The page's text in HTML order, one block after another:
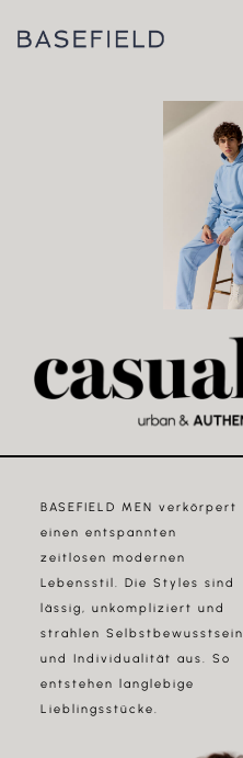
BASEFIELD MEN verkörpert
einen entspannten
zeitlosen modernen
Lebensstil. Die Styles sind
lässig, unkompliziert und
strahlen Selbstbewusstsein
und Individualität aus. So
entstehen langlebige
Lieblingsstücke.